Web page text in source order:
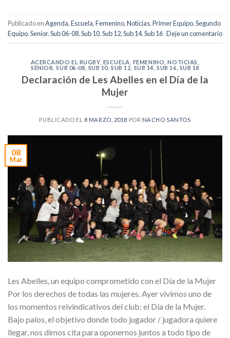
Publicado enAgenda,Escuela,Femenino,Noticias,Primer Equipo,Segundo
Equipo,Senior,Sub 06-08,Sub 10,Sub 12,Sub 14,Sub 16 Deje un comentario
ACERCANDO EL RUGBY, ESCUELA FEMENINO ,NOTICIAS
SENIOR ,SUB 06-08 SUB 10 ,SUB 12 SUB 14 ,SUB 16 SUB 18
Declaración de Les Abelles en el Día de la
Mujer
PUBLICADO EL 8 MARZO, 2018 POR NACHO SANTOS
08
Mar
Les Abelles, un equipo comprometido con el Día de la Mujer
Por los derechos de todas las mujeres. Ayer vivimos uno de
los momentos reivindicativos del club: el Día de la Mujer.
Bajo palos, el objetivo donde todo jugador / jugadora quiere
llegar, nos dimos cita para oponernos juntos a todo tipo de